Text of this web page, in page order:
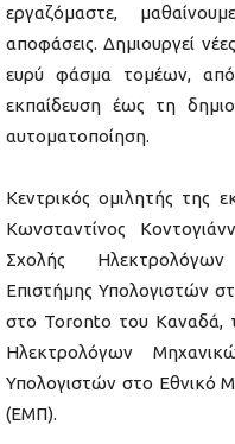
εργαζόμαστε,
αποφάσεις. Δημιουργεί
ευρύ φάσμα τομέων,
εκπαίδευση έως τη
αυτοματοποίηση.
Κεντρικός ομιλητής της
Κωνσταντίνος
Σχολής
Επιστήμης Υπολογιστών
στο Toronto του Καναδά,
Ηλεκτρολόγων
Υπολογιστών στο Εθνικό
(ΕΜΠ).